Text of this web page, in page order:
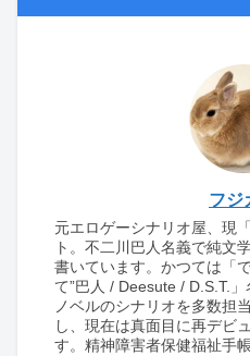
フジ
元エロゲーシナリオ屋、現
ト。不二川巴人名義で純文
書いています。かつては「
て”巴人 / Deesute / D.S.T.
ノベルのシナリオを多数担
し、現在は真面目に再デビ
す。精神障害者保健福祉手